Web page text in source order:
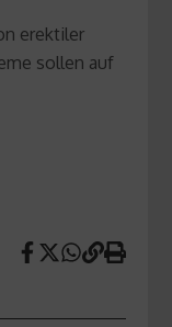
erektiler
sollen auf